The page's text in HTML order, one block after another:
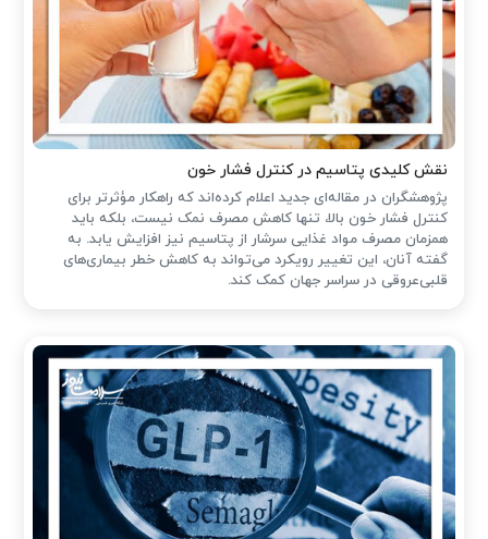
نقش کلیدی پتاسیم در کنترل فشار خون
پژوهشگران در مقاله‌ای جدید اعلام کرده‌اند که راهکار مؤثرتر برای
کنترل فشار خون بالا، تنها کاهش مصرف نمک نیست، بلکه باید
همزمان مصرف مواد غذایی سرشار از پتاسیم نیز افزایش یابد. به
گفته آنان، این تغییر رویکرد می‌تواند به کاهش خطر بیماری‌های
قلبی‌عروقی در سراسر جهان کمک کند.